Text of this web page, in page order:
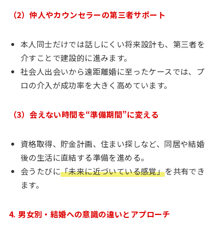
（2）仲人やカウンセラーの第三者サポート
本人同士だけでは話しにくい将来設計も、第三者を
介すことで建設的に進みます。
社会人出会いから遠距離婚に至ったケースでは、プ
ロの介入が成功率を大きく高めています。
（3）会えない時間を“準備期間”に変える
資格取得、貯金計画、住まい探しなど、同居や結婚
後の生活に直結する準備を進める。
会うたびに「未来に近づいている感覚」を共有でき
ます。
4. 男女別・結婚への意識の違いとアプローチ